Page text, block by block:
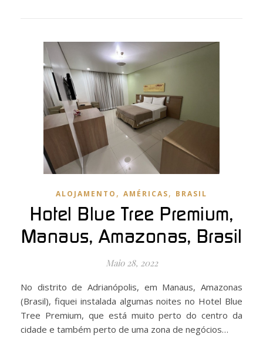
ALOJAMENTO , AMÉRICAS, BRASIL
Hotel Blue Tree Premium,
Manaus, Amazonas, Brasil
Maio 28, 2022
No distrito de Adrianópolis, em Manaus, Amazonas
(Brasil), fiquei instalada algumas noites no Hotel Blue
Tree Premium, que está muito perto do centro da
cidade e também perto de uma zona de negócios…